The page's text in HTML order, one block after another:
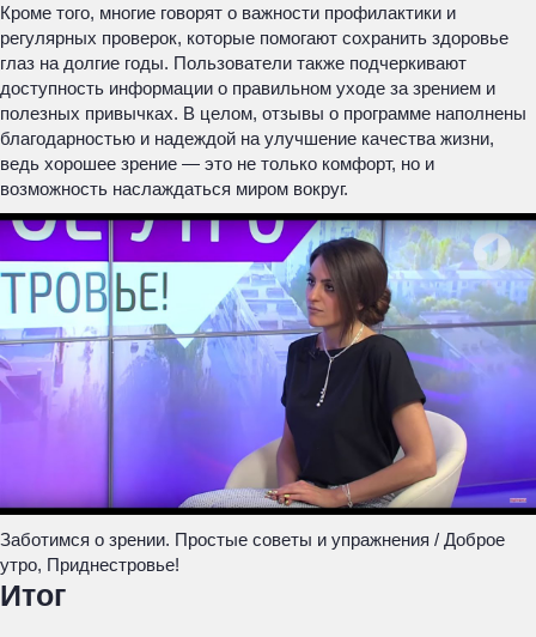
Кроме того, многие говорят о важности профилактики и
регулярных проверок, которые помогают сохранить здоровье
глаз на долгие годы. Пользователи также подчеркивают
доступность информации о правильном уходе за зрением и
полезных привычках. В целом, отзывы о программе наполнены
благодарностью и надеждой на улучшение качества жизни,
ведь хорошее зрение — это не только комфорт, но и
возможность наслаждаться миром вокруг.
Заботимся о зрении. Простые советы и упражнения / Доброе
утро, Приднестровье!
Итог